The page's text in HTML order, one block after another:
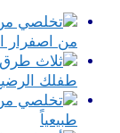
من اصفرار
طفلك
طبيعياً